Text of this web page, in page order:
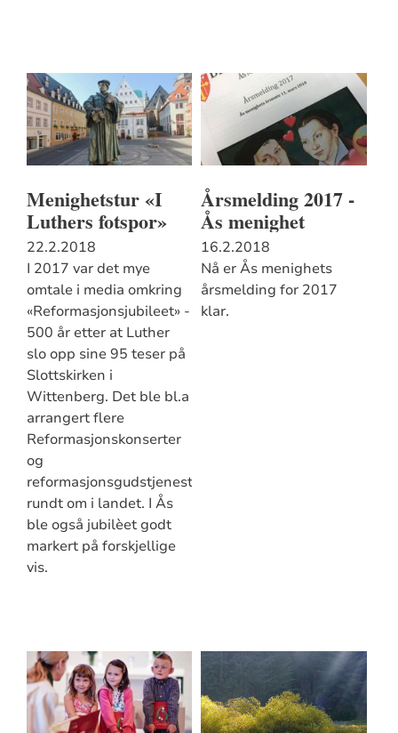
Menighetstur «I
Luthers fotspor»
22.2.2018
I 2017 var det mye
omtale i media omkring
«Reformasjonsjubileet» -
500 år etter at Luther
slo opp sine 95 teser på
Slottskirken i
Wittenberg. Det ble bl.a
arrangert flere
Reformasjonskonserter
og
reformasjonsgudstjenester
rundt om i landet. I Ås
ble også jubilèet godt
markert på forskjellige
vis.
Årsmelding 2017 -
Ås menighet
16.2.2018
Nå er Ås menighets
årsmelding for 2017
klar.